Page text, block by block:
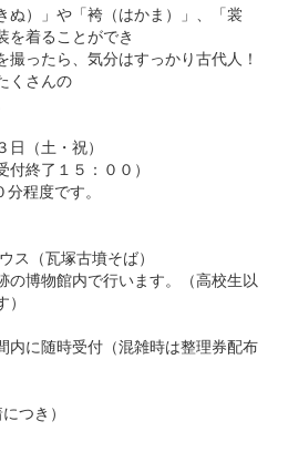
ぬ）」や「袴（はかま）」、「裳
を着ることができ
撮ったら、気分はすっかり古代人！
くさんの
日（土・祝）
終了１５：００）
程度です。
ス（瓦塚古墳そば）
の博物館内で行います。（高校生以
内に随時受付（混雑時は整理券配布
つき）